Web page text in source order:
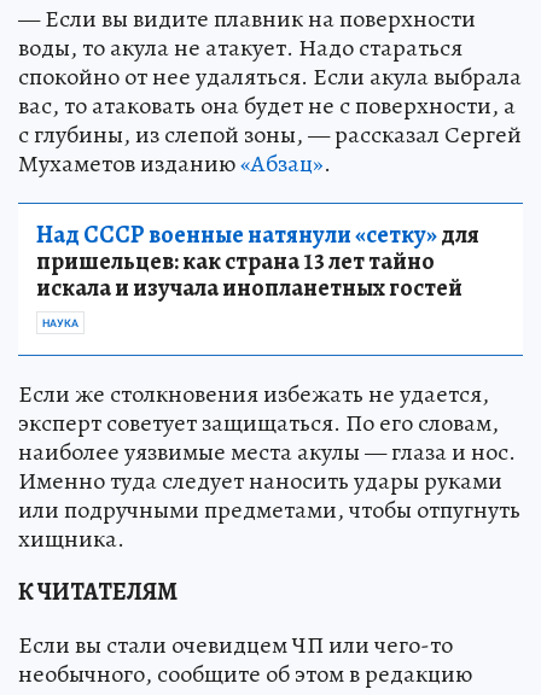
— Если вы видите плавник на поверхности
воды, то акула не атакует. Надо стараться
спокойно от нее удаляться. Если акула выбрала
вас, то атаковать она будет не с поверхности, а
с глубины, из слепой зоны, — рассказал Сергей
Мухаметов изданию«Абзац».
Над СССР военные натянули «сетку»для
пришельцев: как страна 13 лет тайно
искала и изучала инопланетных гостей
НАУКА
Если же столкновения избежать не удается,
эксперт советует защищаться. По его словам,
наиболее уязвимые места акулы — глаза и нос.
Именно туда следует наносить удары руками
или подручными предметами, чтобы отпугнуть
хищника.
К ЧИТАТЕЛЯМ
Если вы стали очевидцем ЧП или чего-то
необычного, сообщите об этом в редакцию